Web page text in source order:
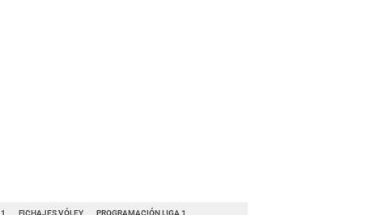
FICHAJES VÓLEY PROGRAMACIÓN LIGA 1